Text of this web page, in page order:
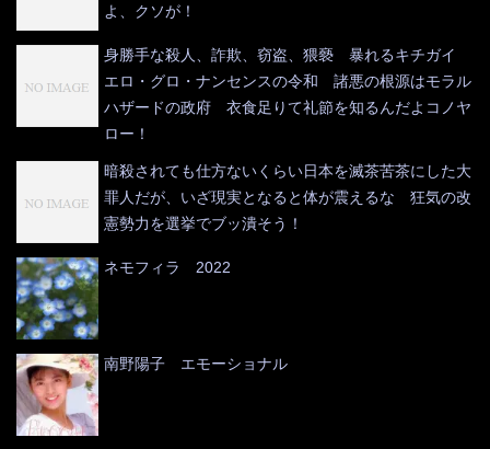
よ、クソが！
身勝手な殺人、詐欺、窃盗、猥褻 暴れるキチガイ
エロ・グロ・ナンセンスの令和 諸悪の根源はモラル
ハザードの政府 衣食足りて礼節を知るんだよコノヤ
ロー！
暗殺されても仕方ないくらい日本を滅茶苦茶にした大
罪人だが、いざ現実となると体が震えるな 狂気の改
憲勢力を選挙でブッ潰そう！
ネモフィラ 2022
南野陽子 エモーショナル